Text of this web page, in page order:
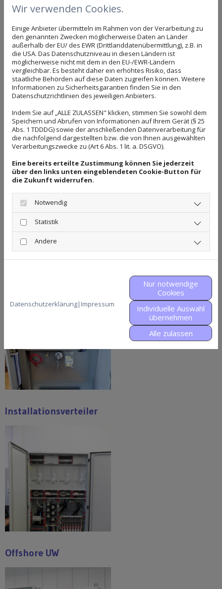
Einspeiseschrank
Installationsverteiler
Offshore UW
Wir verwenden Cookies.
Einige Anbieter übermitteln im Rahmen von der Verarbeitung zu
den genannten Zwecken möglicherweise Daten an Länder
außerhalb der EU/ des EWR (Drittlanddatenübermittlung), z.B. in
die USA. Das Datenschutzniveau in diesen Ländern ist
möglicherweise nicht mit dem in den EU-/EWR-Ländern
vergleichbar. Es besteht daher ein erhöhtes Risiko, dass
staatliche Behörden auf diese Daten zugreifen können. Weitere
Informationen zu Sicherheitsgarantien finden Sie in den
Datenschutzrichtlinien des jeweiligen Anbieters.
Indem Sie auf „ALLE ZULASSEN" klicken, stimmen Sie sowohl dem
Speichern und Abrufen von Informationen auf Ihrem Gerät (§ 25
Abs. 1 TDDDG) sowie der anschließenden Datenverarbeitung für
die nachfolgend dargestellten bzw. die von Ihnen ausgewählten
Verarbeitungszwecke zu (Art 6 Abs. 1 lit. a. DSGVO).
Eine bereits erteilte Zustimmung können Sie jederzeit
über den links unten eingeblendeten Cookie-Button für
die Zukunft widerrufen.
Notwendig
Statistik
Andere
Datenschutzerklärung| Impressum
Nur notwendige
Cookies
Individuelle Auswahl
übernehmen
Alle zulassen